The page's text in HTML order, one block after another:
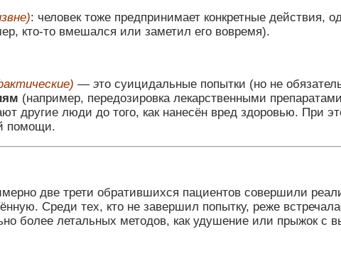
: человек тоже предпринимает конкретные действия,
кто-то вмешался или заметил его вовремя).
— это суицидальные попытки (но не
(например, передозировка лекарственными
другие люди до того, как нанесён вред здоровью. При
помощи.
две трети обратившихся пациентов совершили
Среди тех, кто не завершил попытку, реже
более летальных методов, как удушение или прыжок